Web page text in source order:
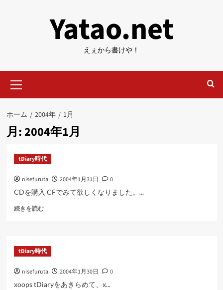
Yatao.net
えぇから書けや！
イ
ン
ニ
ュ
ホーム 2004年 1月
月:2004年1月
tDiary時代
nisefuruta 2004年1月31日
0
CDを購入 CFでみて欲しくなりました。...
続きを読むに
さ
ら
読
む
tDiary時代
nisefuruta 2004年1月30日
0
xoops tDiaryをあきらめて、x...